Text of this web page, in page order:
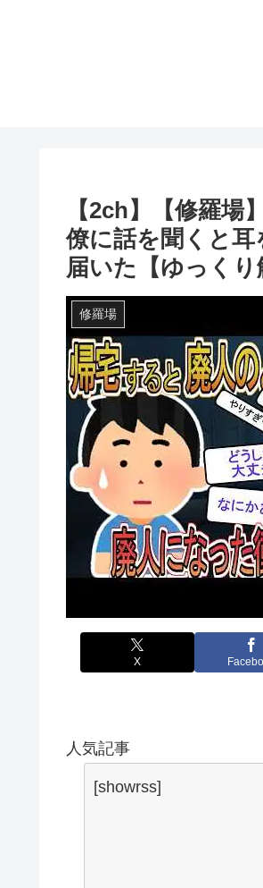
【2ch】【修羅
僚に話を聞くと
届いた【ゆっくり
修羅場
X
人気記事
[showrss]